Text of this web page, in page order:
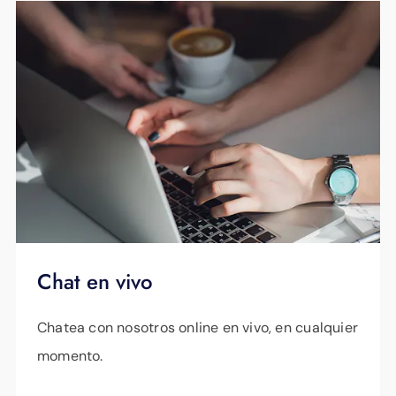
continuamente más de 27 mil millones de URL
y 600 millones de dominios para proteger
sus cuentas y dispositivos en línea contra
malware, phishing, spam y publicidad dañina
o intrusiva.
¿Alguna vez has deseado que fuera más fácil
gestionar tu Wi-Fi? Con solo unos toques, la
aplicación HomePass que viene incluida te
dispositivos conectados desde la palma de tu
EPB visitará su hogar y corregirá el problema
sin cargo adicional.
Chat en vivo
Chatea con nosotros online en vivo, en cualquier
momento.